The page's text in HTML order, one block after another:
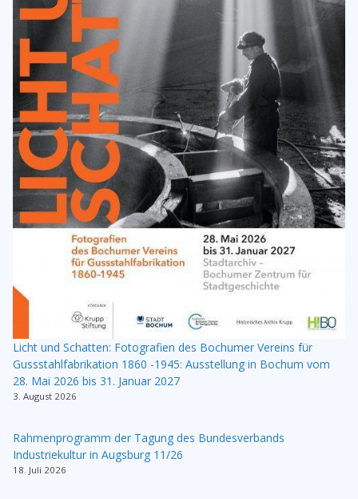
Licht und Schatten: Fotografien des Bochumer Vereins für
Gussstahlfabrikation 1860 -1945: Ausstellung in Bochum vom
28. Mai 2026 bis 31. Januar 2027
3. August 2026
Rahmenprogramm der Tagung des Bundesverbands
Industriekultur in Augsburg 11/26
18. Juli 2026